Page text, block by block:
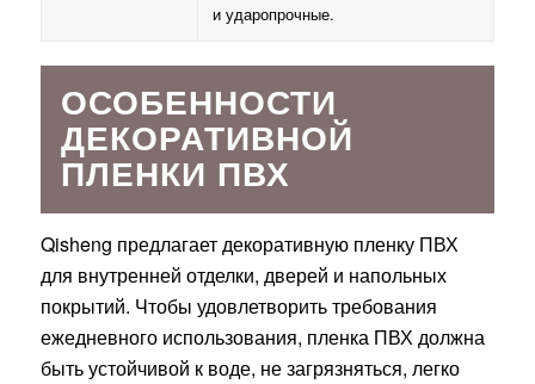
и ударопрочные.
ОСОБЕННОСТИ
ДЕКОРАТИВНОЙ
ПЛЕНКИ ПВХ
Qisheng предлагает декоративную пленку ПВХ
для внутренней отделки, дверей и напольных
покрытий. Чтобы удовлетворить требования
ежедневного использования, пленка ПВХ должна
быть устойчивой к воде, не загрязняться, легко